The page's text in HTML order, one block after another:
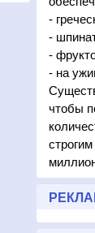
-
-
-
- на
чтобы